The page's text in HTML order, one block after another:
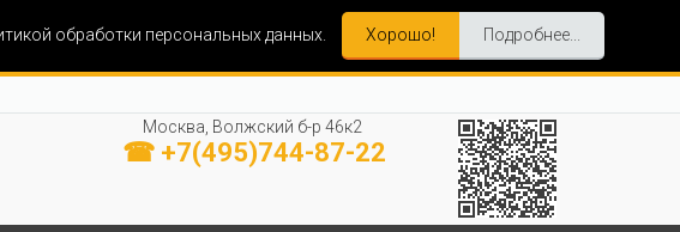
обработки персональных данных. Хорошо! Подробнее...
Москва, Волжский б-р 46к2
☎ +7(495)744-87-22